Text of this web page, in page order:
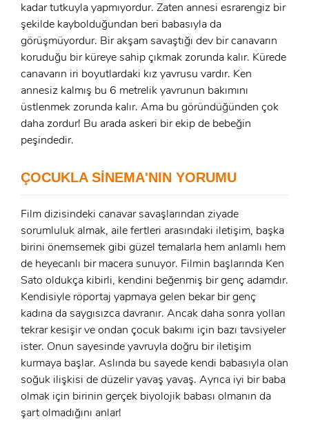
GIRIŞ YAP
E-Posta:
Şifre:
Beni Hatırla Şifremi Unuttum ?
GIRIŞ
ÜYE OL
Ad Soyad:
E-Posta:
ÜYE OL
GIRIŞ
kadar tutkuyla yapmıyordur. Zaten annesi esrarengiz bir
şekilde kaybolduğundan beri babasıyla da
görüşmüyordur. Bir akşam savaştığı dev bir canavarın
koruduğu bir küreye sahip çıkmak zorunda kalır. Kürede
canavarın iri boyutlardaki kız yavrusu vardır. Ken
annesiz kalmış bu 6 metrelik yavrunun bakımını
üstlenmek zorunda kalır. Ama bu göründüğünden çok
daha zordur! Bu arada askeri bir ekip de bebeğin
peşindedir.
ÇOCUKLA SİNEMA'NIN YORUMU
Film dizisindeki canavar savaşlarından ziyade
sorumluluk almak, aile fertleri arasındaki iletişim, başka
birini önemsemek gibi güzel temalarla hem anlamlı hem
de heyecanlı bir macera sunuyor. Filmin başlarında Ken
Sato oldukça kibirli, kendini beğenmiş bir genç adamdır.
Kendisiyle röportaj yapmaya gelen bekar bir genç
kadına da saygısızca davranır. Ancak daha sonra yolları
tekrar kesişir ve ondan çocuk bakımı için bazı tavsiyeler
ister. Onun sayesinde yavruyla doğru bir iletişim
kurmaya başlar. Aslında bu sayede kendi babasıyla olan
soğuk ilişkisi de düzelir yavaş yavaş. Ayrıca iyi bir baba
olmak için birinin gerçek biyolojik babası olmanın da
şart olmadığını anlar!